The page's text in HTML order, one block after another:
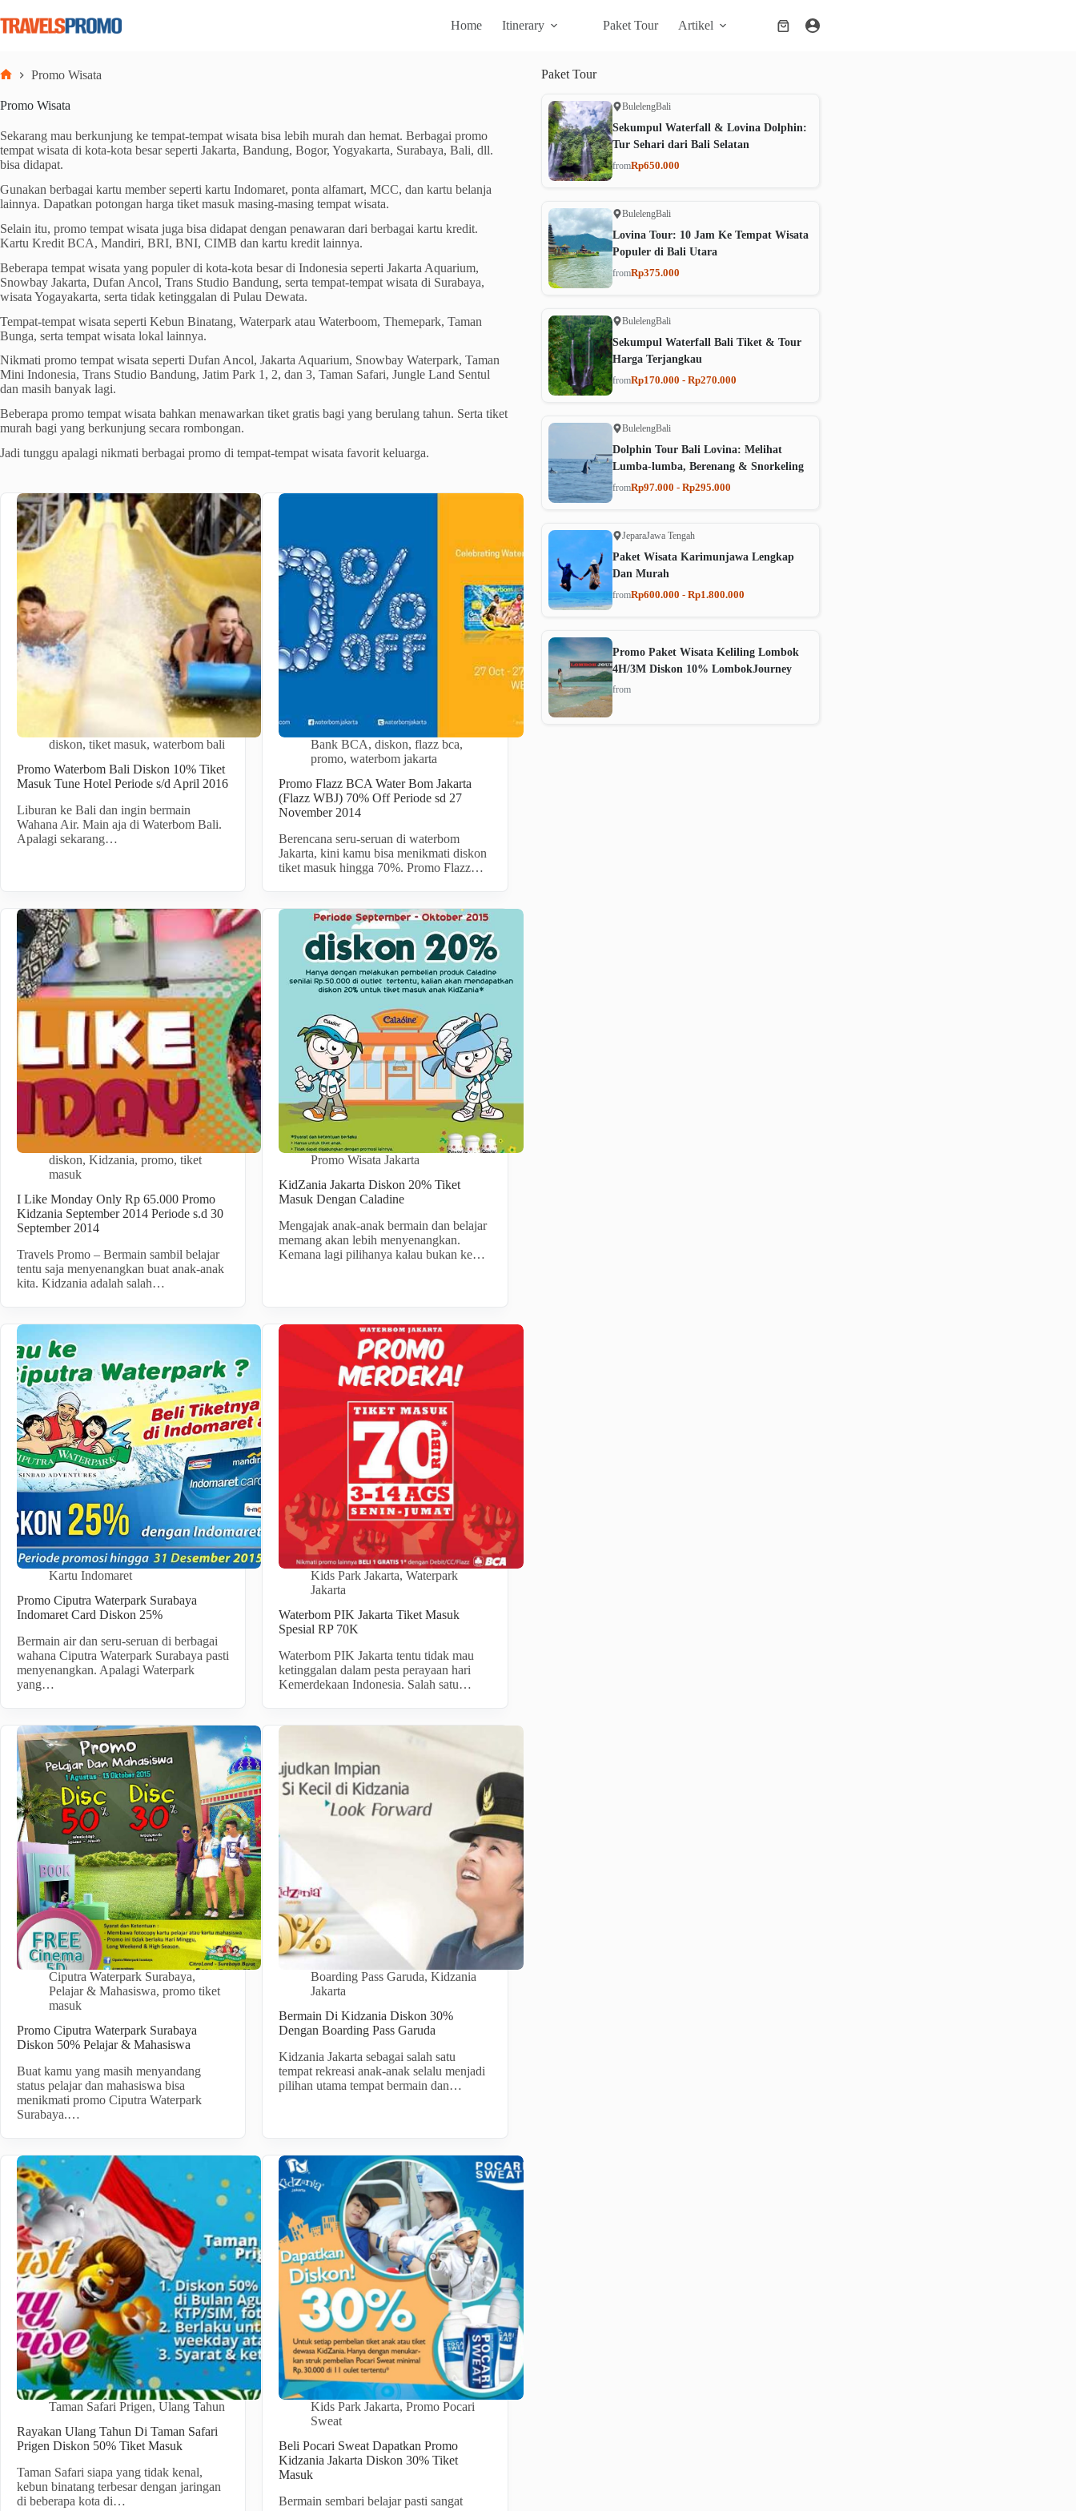
to
content
Home Itinerary Paket Tour Artikel
Shopping
Promo Wisata
Promo Wisata
Sekarang mau berkunjung ke tempat-tempat wisata bisa lebih murah dan hemat. Berbagai promo
tempat wisata di kota-kota besar seperti Jakarta, Bandung, Bogor, Yogyakarta, Surabaya, Bali, dll.
bisa didapat.
Gunakan berbagai kartu member seperti kartu Indomaret, ponta alfamart, MCC, dan kartu belanja
lainnya. Dapatkan potongan harga tiket masuk masing-masing tempat wisata.
Selain itu, promo tempat wisata juga bisa didapat dengan penawaran dari berbagai kartu kredit.
Kartu Kredit BCA, Mandiri, BRI, BNI, CIMB dan kartu kredit lainnya.
Beberapa tempat wisata yang populer di kota-kota besar di Indonesia seperti Jakarta Aquarium,
Snowbay Jakarta, Dufan Ancol, Trans Studio Bandung, serta tempat-tempat wisata di Surabaya,
wisata Yogayakarta, serta tidak ketinggalan di Pulau Dewata.
Tempat-tempat wisata seperti Kebun Binatang, Waterpark atau Waterboom, Themepark, Taman
Bunga, serta tempat wisata lokal lainnya.
Nikmati promo tempat wisata seperti Dufan Ancol, Jakarta Aquarium, Snowbay Waterpark, Taman
Mini Indonesia, Trans Studio Bandung, Jatim Park 1, 2, dan 3, Taman Safari, Jungle Land Sentul
dan masih banyak lagi.
Beberapa promo tempat wisata bahkan menawarkan tiket gratis bagi yang berulang tahun. Serta tiket
murah bagi yang berkunjung secara rombongan.
Jadi tunggu apalagi nikmati berbagai promo di tempat-tempat wisata favorit keluarga.
diskon, tiket masuk, waterbom bali
Promo Waterbom Bali Diskon 10% Tiket
Masuk Tune Hotel Periode s/d April 2016
Liburan ke Bali dan ingin bermain
Wahana Air. Main aja di Waterbom Bali.
Apalagi sekarang…
Bank BCA,diskon,flazz bca,
promo,waterbom jakarta
Promo Flazz BCA Water Bom Jakarta
(Flazz WBJ) 70% Off Periode sd 27
November 2014
Berencana seru-seruan di waterbom
Jakarta, kini kamu bisa menikmati diskon
tiket masuk hingga 70%. Promo Flazz…
diskon, Kidzania, promo, tiket
masuk
I Like Monday Only Rp 65.000 Promo
Kidzania September 2014 Periode s.d 30
September 2014
Travels Promo – Bermain sambil belajar
tentu saja menyenangkan buat anak-anak
kita. Kidzania adalah salah…
Promo Wisata Jakarta
KidZania Jakarta Diskon 20% Tiket
Masuk Dengan Caladine
Mengajak anak-anak bermain dan belajar
memang akan lebih menyenangkan.
Kemana lagi pilihanya kalau bukan ke…
Kartu Indomaret
Promo Ciputra Waterpark Surabaya
Indomaret Card Diskon 25%
Bermain air dan seru-seruan di berbagai
wahana Ciputra Waterpark Surabaya pasti
menyenangkan. Apalagi Waterpark
yang…
Kids Park Jakarta,Waterpark
Jakarta
Waterbom PIK Jakarta Tiket Masuk
Spesial RP 70K
Waterbom PIK Jakarta tentu tidak mau
ketinggalan dalam pesta perayaan hari
Kemerdekaan Indonesia. Salah satu…
Ciputra Waterpark Surabaya,
Pelajar & Mahasiswa, promo tiket
masuk
Promo Ciputra Waterpark Surabaya
Diskon 50% Pelajar & Mahasiswa
Buat kamu yang masih menyandang
status pelajar dan mahasiswa bisa
menikmati promo Ciputra Waterpark
Surabaya.…
Boarding Pass Garuda,Kidzania
Jakarta
Bermain Di Kidzania Diskon 30%
Dengan Boarding Pass Garuda
Kidzania Jakarta sebagai salah satu
tempat rekreasi anak-anak selalu menjadi
pilihan utama tempat bermain dan…
Taman Safari Prigen, Ulang Tahun
Rayakan Ulang Tahun Di Taman Safari
Prigen Diskon 50% Tiket Masuk
Taman Safari siapa yang tidak kenal,
kebun binatang terbesar dengan jaringan
di beberapa kota di…
Kids Park Jakarta,Promo Pocari
Sweat
Beli Pocari Sweat Dapatkan Promo
Kidzania Jakarta Diskon 30% Tiket
Masuk
Bermain sembari belajar pasti sangat
Paket Tour
BulelengBali
Sekumpul Waterfall & Lovina Dolphin:
Tur Sehari dari Bali Selatan
fromRp650.000
BulelengBali
Lovina Tour: 10 Jam Ke Tempat Wisata
Populer di Bali Utara
fromRp375.000
BulelengBali
Sekumpul Waterfall Bali Tiket & Tour
Harga Terjangkau
fromRp170.000 - Rp270.000
BulelengBali
Dolphin Tour Bali Lovina: Melihat
Lumba-lumba, Berenang & Snorkeling
fromRp97.000 - Rp295.000
JeparaJawa Tengah
Paket Wisata Karimunjawa Lengkap
Dan Murah
fromRp600.000 - Rp1.800.000
Promo Paket Wisata Keliling Lombok
4H/3M Diskon 10% LombokJourney
from